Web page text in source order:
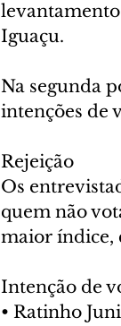
Iguaçu.
Na segunda
intenções de
Rejeição
Os
quem não
maior índice,
Intenção de
• Ratinho